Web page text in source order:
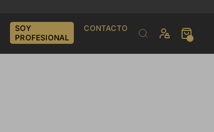
SOY
PROFESIONAL
CONTACTO